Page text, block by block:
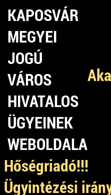
KAPOSVÁR
MEGYEI
JOGÚ
VÁROS
HIVATALOS
ÜGYEINEK
WEBOLDALA
Hőségriadó!!!
Ügyintézési